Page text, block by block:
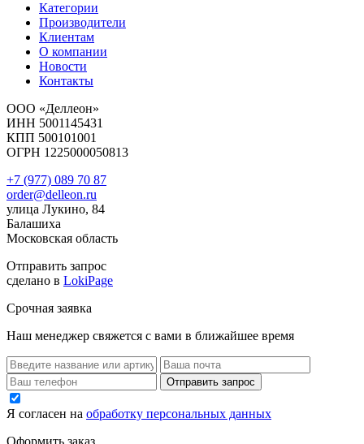
Категории
Производители
Клиентам
О компании
Новости
Контакты
ООО «Деллеон»
ИНН 5001145431
КПП 500101001
ОГРН 1225000050813
+7 (977) 089 70 87
order@delleon.ru
улица Лукино, 84
Балашиха
Московская область
Отправить запрос
сделано в LokiPage
Срочная заявка
Наш менеджер свяжется с вами в ближайшее время
Я согласен на обработку персональных данных